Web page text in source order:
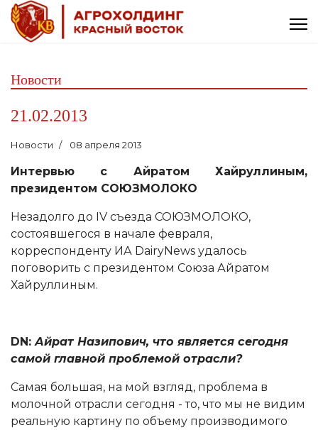
Новости
21.02.2013
Новости 08 апреля 2013
Интервью с Айратом Хайруллиным,
президентом СОЮЗМОЛОКО
Незадолго до IV съезда СОЮЗМОЛОКО,
состоявшегося в начале февраля,
корреспонденту ИА DairyNews удалось
поговорить с президентом Союза Айратом
Хайруллиным.
DN:Айрат Назипович, что является сегодня
самой главной проблемой отрасли?
Самая большая, на мой взгляд, проблема в
молочной отрасли сегодня - то, что мы не видим
реальную картину по объему производимого